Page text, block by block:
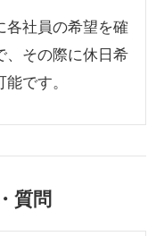
各社員の希望を確
、その際に休日希
です。
質問